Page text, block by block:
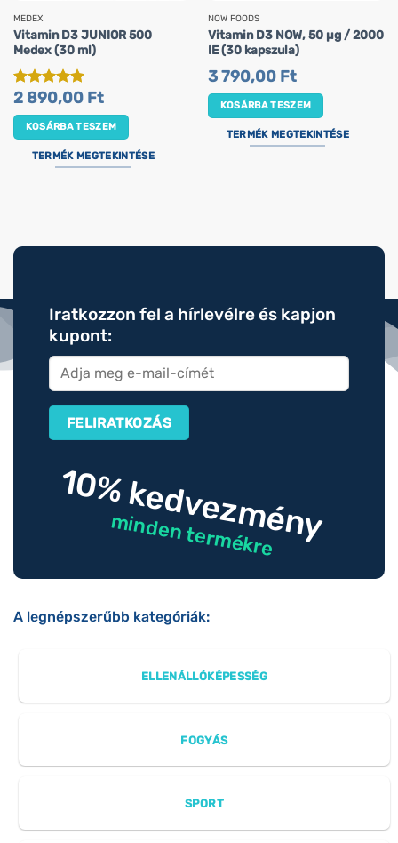
MEDEX
Vitamin D3 JUNIOR 500
Medex (30 ml)
Értékelés:5
2 890,00 Ft
KOSÁRBA TESZEM
TERMÉK MEGTEKINTÉSE
NOW FOODS
Vitamin D3 NOW, 50 µg / 2000
IE (30 kapszula)
3 790,00 Ft
KOSÁRBA TESZEM
TERMÉK MEGTEKINTÉSE
Iratkozzon fel a hírlevélre és kapjon
kupont:
10% kedvezmény
minden termékre
A legnépszerűbb kategóriák:
ELLENÁLLÓKÉPESSÉG
FOGYÁS
SPORT